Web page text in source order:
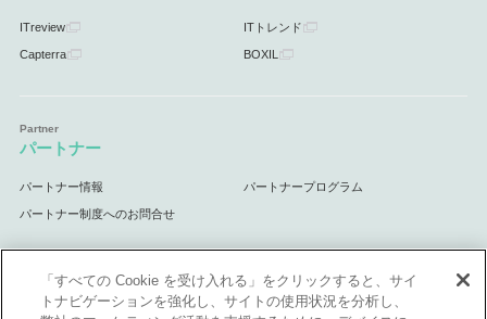
ITreview ITトレンド
Capterra BOXIL
パートナー
パートナー情報 パートナープログラム
パートナー制度へのお問合せ
サポート
「すべての Cookie を受け入れる」をクリックすると、サイ
トナビゲーションを強化し、サイトの使用状況を分析し、